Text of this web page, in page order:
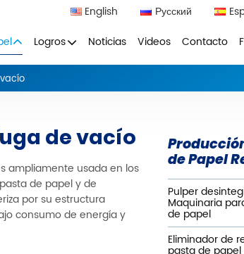
English Русский
Logros Noticias Videos Contacto
de vacío
ampliamente usada en los
de papel y de
por su estructura
consumo de energía y
de Papel
Pulper
Maquinaria
de papel
Eliminador de